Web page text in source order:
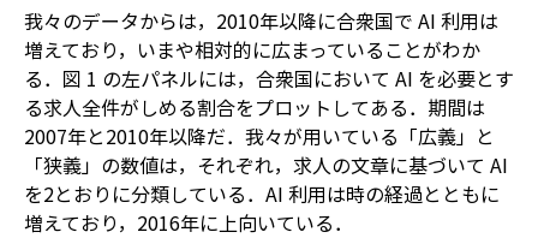
我々のデータからは，2010年以降に合衆国で AI 利用は
増えており，いまや相対的に広まっていることがわか
る．図 1 の左パネルには，合衆国において AI を必要とす
る求人全件がしめる割合をプロットしてある．期間は
2007年と2010年以降だ．我々が用いている「広義」と
「狭義」の数値は，それぞれ，求人の文章に基づいて AI
を2とおりに分類している．AI 利用は時の経過とともに
増えており，2016年に上向いている．